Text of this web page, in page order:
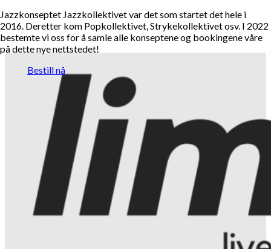
Jazzkonseptet Jazzkollektivet var det som startet det hele i
2016. Deretter kom Popkollektivet, Strykekollektivet osv. I 2022
bestemte vi oss for å samle alle konseptene og bookingene våre
på dette nye nettstedet!
Bestill nå